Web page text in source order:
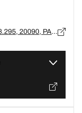
STRADA STATALE PAULLESE 415 KM 8.295, 20090, PANTIGLIATE, MI